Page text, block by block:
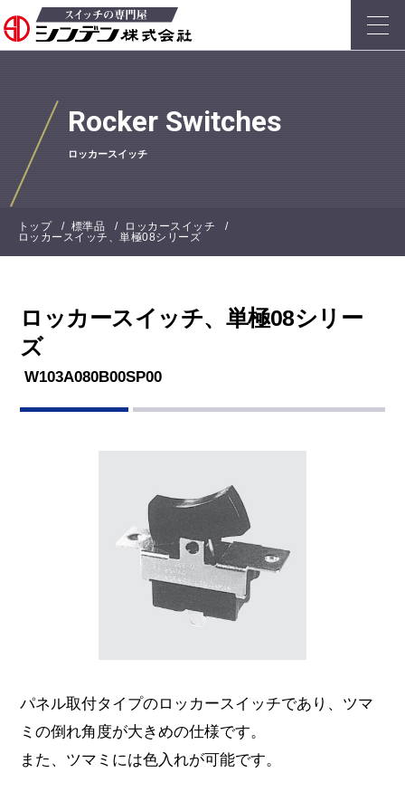
トップ 標準品
ロッカースイッチ
ロッカースイッチ、単極08シリーズ
Rocker Switches
ロッカースイッチ
ロッカースイッチ、単極08シリー
ズ
W103A080B00SP00
パネル取付タイプのロッカースイッチであり、ツマ
ミの倒れ角度が大きめの仕様です。
また、ツマミには色入れが可能です。